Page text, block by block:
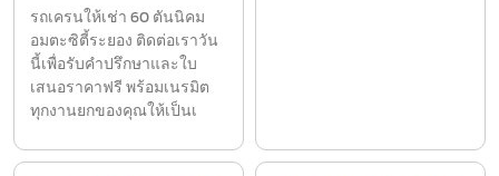
รถเครนให้เช่า 60 ตันนิคม
อมตะซิตี้ระยอง ติดต่อเราวัน
นี้เพื่อรับคำปรึกษาและใบ
เสนอราคาฟรี พร้อมเนรมิต
ทุกงานยกของคุณให้เป็นเ